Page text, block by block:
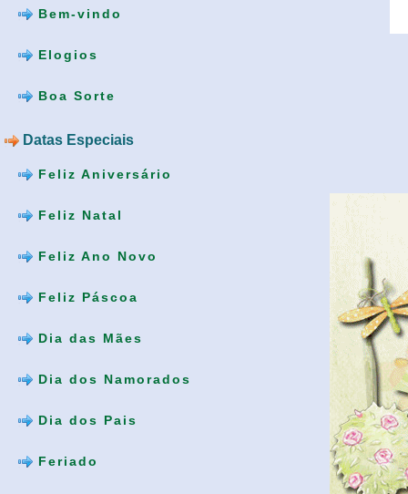
Bem-vindo
Elogios
Boa Sorte
Datas Especiais
Feliz Aniversário
Feliz Natal
Feliz Ano Novo
Feliz Páscoa
Dia das Mães
Dia dos Namorados
Dia dos Pais
Feriado